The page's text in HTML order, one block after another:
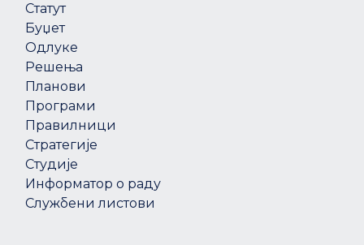
Статут
Буџет
Одлуке
Решења
Планови
Програми
Правилници
Стратегије
Студије
Информатор о раду
Службени листови